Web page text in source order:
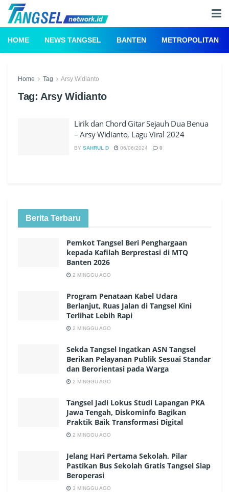
HOME NEWS TANGSEL BANTEN METROPOLITAN
Home Tag Arsy Widianto
Tag: Arsy Widianto
Lirik dan Chord Gitar Sejauh Dua Benua
– Arsy Widianto, Lagu Viral 2024
BY SAHRUL D 06/06/2024 0
Berita Terbaru
Pemkot Tangsel Beri Penghargaan
kepada Kafilah Berprestasi di MTQ
Banten 2026
2 MINGGU AGO
Program Penataan Kabel Udara
Berlanjut, Ruas Jalan di Tangsel Kini
Terlihat Lebih Rapi
2 MINGGU AGO
Sekda Tangsel Ingatkan ASN Tangsel
Berikan Pelayanan Publik Sesuai Standar
dan Berorientasi pada Warga
2 MINGGU AGO
Tangsel Jadi Lokus Studi Lapangan PKA
Jawa Tengah, Diskominfo Bagikan
Praktik Baik Transformasi Digital
2 MINGGU AGO
Jelang Hari Pertama Sekolah, Pilar
Pastikan Bus Sekolah Gratis Tangsel Siap
Beroperasi
3 MINGGU AGO